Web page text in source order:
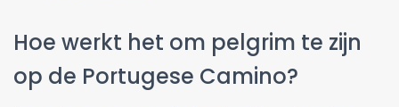
Hoe werkt het om pelgrim te zijn
op de Portugese Camino?